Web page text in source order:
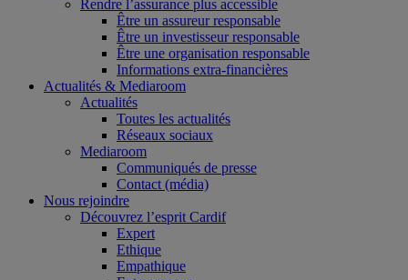
Rendre l’assurance plus accessible
Être un assureur responsable
Être un investisseur responsable
Être une organisation responsable
Informations extra-financières
Actualités & Mediaroom
Actualités
Toutes les actualités
Réseaux sociaux
Mediaroom
Communiqués de presse
Contact (média)
Nous rejoindre
Découvrez l’esprit Cardif
Expert
Ethique
Empathique